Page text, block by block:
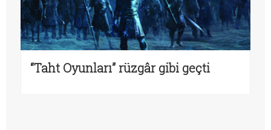
“Taht Oyunları” rüzgâr gibi geçti